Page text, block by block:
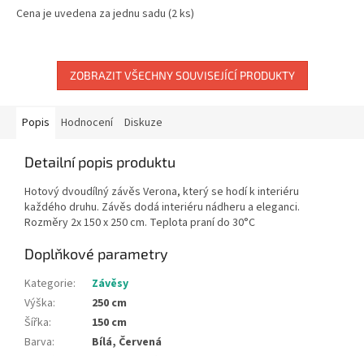
Cena je uvedena za jednu sadu (2 ks)
ZOBRAZIT VŠECHNY SOUVISEJÍCÍ PRODUKTY
Popis Hodnocení Diskuze
Detailní popis produktu
Hotový dvoudílný závěs Verona, který se hodí k interiéru
každého druhu. Závěs dodá interiéru nádheru a eleganci.
Rozměry 2x 150 x 250 cm. Teplota praní do 30°C
Doplňkové parametry
Kategorie:
Závěsy
Výška:
250 cm
Šířka:
150 cm
Barva:
Bílá, Červená